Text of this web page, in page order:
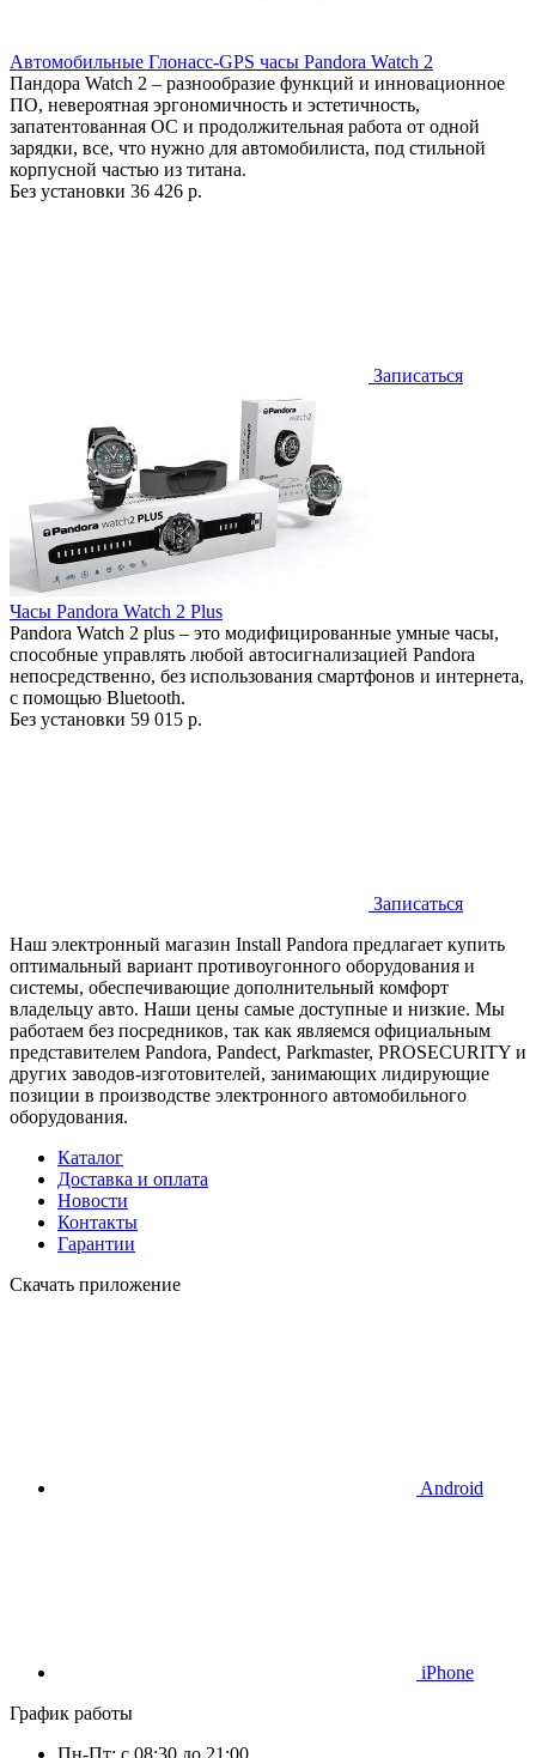
Автомобильные Глонасс-GPS часы Pandora Watch 2
Пандора Watch 2 – разнообразие функций и инновационное
ПО, невероятная эргономичность и эстетичность,
запатентованная ОС и продолжительная работа от одной
зарядки, все, что нужно для автомобилиста, под стильной
корпусной частью из титана.
Без установки 36 426 р.
Записаться
Часы Pandora Watch 2 Plus
Pandora Watch 2 plus – это модифицированные умные часы,
способные управлять любой автосигнализацией Pandora
непосредственно, без использования смартфонов и интернета,
с помощью Bluetooth.
Без установки 59 015 р.
Записаться
Наш электронный магазин Install Pandora предлагает купить
оптимальный вариант противоугонного оборудования и
системы, обеспечивающие дополнительный комфорт
владельцу авто. Наши цены самые доступные и низкие. Мы
работаем без посредников, так как являемся официальным
представителем Pandora, Pandect, Parkmaster, PROSECURITY и
других заводов-изготовителей, занимающих лидирующие
позиции в производстве электронного автомобильного
оборудования.
Каталог
Доставка и оплата
Новости
Контакты
Гарантии
Скачать приложение
Android
iPhone
График работы
Пн-Пт: с 08:30 до 21:00